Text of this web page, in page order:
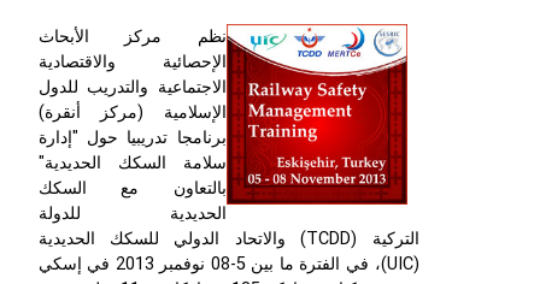
نظم مركز الأبحاث
الإحصائية والاقتصادية
الاجتماعية والتدريب للدول
الإسلامية (مركز أنقرة)
برنامجا تدريبيا حول "إدارة
سلامة السكك الحديدية"
بالتعاون مع السكك
الحديدية للدولة
التركية (TCDD) والاتحاد الدولي للسكك الحديدية
(UIC)، في الفترة ما بين 5-08 نوفمبر 2013 في إسكي